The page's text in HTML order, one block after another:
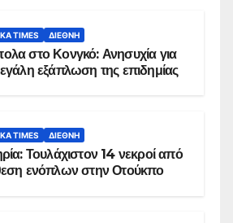
TIMES ΔΙΕΘΝΉ
στο Κονγκό: Ανησυχία για
εξάπλωση της επιδημίας
TIMES ΔΙΕΘΝΉ
Τουλάχιστον 14 νεκροί από
ενόπλων στην Οτούκπο